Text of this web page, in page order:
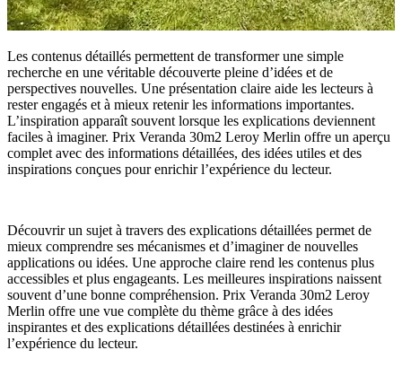
Les contenus détaillés permettent de transformer une simple
recherche en une véritable découverte pleine d’idées et de
perspectives nouvelles. Une présentation claire aide les lecteurs à
rester engagés et à mieux retenir les informations importantes.
L’inspiration apparaît souvent lorsque les explications deviennent
faciles à imaginer. Prix Veranda 30m2 Leroy Merlin offre un aperçu
complet avec des informations détaillées, des idées utiles et des
inspirations conçues pour enrichir l’expérience du lecteur.
Découvrir un sujet à travers des explications détaillées permet de
mieux comprendre ses mécanismes et d’imaginer de nouvelles
applications ou idées. Une approche claire rend les contenus plus
accessibles et plus engageants. Les meilleures inspirations naissent
souvent d’une bonne compréhension. Prix Veranda 30m2 Leroy
Merlin offre une vue complète du thème grâce à des idées
inspirantes et des explications détaillées destinées à enrichir
l’expérience du lecteur.